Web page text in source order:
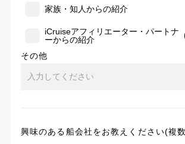
家族・知人からの紹介
iCruiseアフィリエーター・パートナ
ーからの紹介
その他
興味のある船会社をお教えください(複